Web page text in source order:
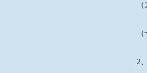
2